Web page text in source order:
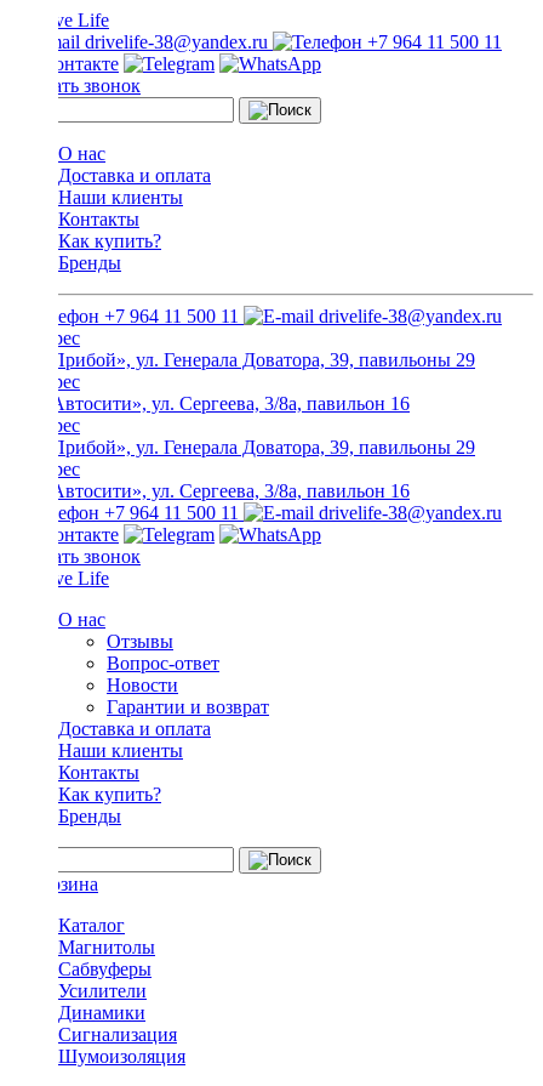
drivelife-38@yandex.ru +7 964 11 500 11
Заказать звонок
О нас
Доставка и оплата
Наши клиенты
Контакты
Как купить?
Бренды
+7 964 11 500 11 drivelife-38@yandex.ru
ТЦ «Прибой», ул. Генерала Доватора, 39, павильоны 29
ТЦ «Автосити», ул. Сергеева, 3/8а, павильон 16
ТЦ «Прибой», ул. Генерала Доватора, 39, павильоны 29
ТЦ «Автосити», ул. Сергеева, 3/8а, павильон 16
+7 964 11 500 11
drivelife-38@yandex.ru
Заказать звонок
О нас
Отзывы
Вопрос-ответ
Новости
Гарантии и возврат
Доставка и оплата
Наши клиенты
Контакты
Как купить?
Бренды
Каталог
Магнитолы
Сабвуферы
Усилители
Динамики
Сигнализация
Шумоизоляция